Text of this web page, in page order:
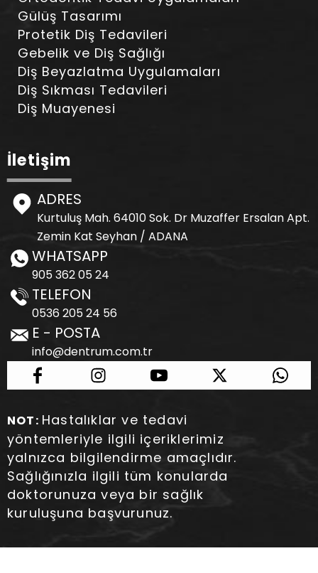
Gülüş Tasarımı
Protetik Diş Tedavileri
Gebelik ve Diş Sağlığı
Diş Beyazlatma Uygulamaları
Diş Sıkması Tedavileri
Diş Muayenesi
İletişim
ADRES
Kurtuluş Mah. 64010 Sok. Dr Muzaffer Ersalan Apt.
Zemin Kat Seyhan / ADANA
WHATSAPP
905 362 05 24
TELEFON
0536 205 24 56
E - POSTA
info@dentrum.com.tr
NOT: Hastalıklar ve tedavi
yöntemleriyle ilgili içeriklerimiz
yalnızca bilgilendirme amaçlıdır.
Sağlığınızla ilgili tüm konularda
doktorunuza veya bir sağlık
kuruluşuna başvurunuz.